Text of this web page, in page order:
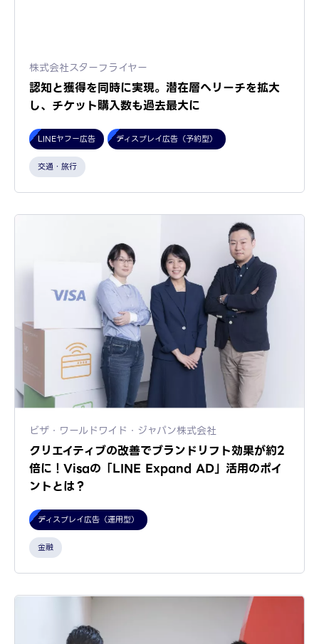
株式会社スターフライヤー
認知と獲得を同時に実現。潜在層へリーチを拡大
し、チケット購入数も過去最大に
LINEヤフー広告 ディスプレイ広告（予約型）
交通・旅行
ビザ・ワールドワイド・ジャパン株式会社
クリエイティブの改善でブランドリフト効果が約2
倍に！Visaの「LINE Expand AD」活用のポイ
ントとは？
ディスプレイ広告（運用型）
金融